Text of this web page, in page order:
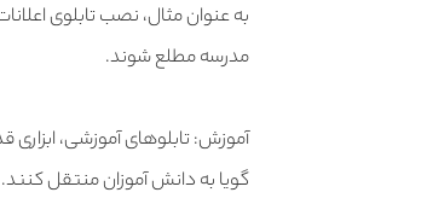
به عنوان مثال، نصب تابلوی
مدرسه مطلع شوند.
آموزش: تابلوهای آموزشی،
گویا به دانش آموزان منتقل کنند.